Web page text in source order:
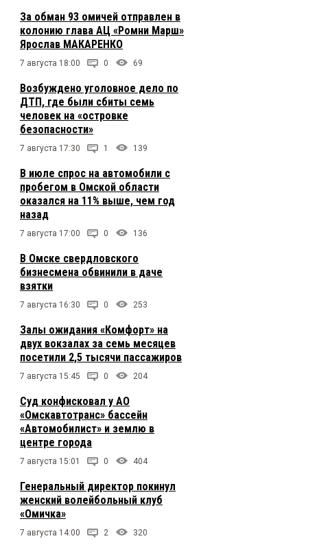
За обман 93 омичей отправлен в
колонию глава АЦ «Ромни Марш»
Ярослав МАКАРЕНКО
7 августа 18:00 0 69
Возбуждено уголовное дело по
ДТП, где были сбиты семь
человек на «островке
безопасности»
7 августа 17:30 1 139
В июле спрос на автомобили с
пробегом в Омской области
оказался на 11% выше, чем год
назад
7 августа 17:00 0 136
В Омске свердловского
бизнесмена обвинили в даче
взятки
7 августа 16:30 0 253
Залы ожидания «Комфорт» на
двух вокзалах за семь месяцев
посетили 2,5 тысячи пассажиров
7 августа 15:45 0 204
Суд конфисковал у АО
«Омскавтотранс» бассейн
«Автомобилист» и землю в
центре города
7 августа 15:01 0 404
Генеральный директор покинул
женский волейбольный клуб
«Омичка»
7 августа 14:00 2 320